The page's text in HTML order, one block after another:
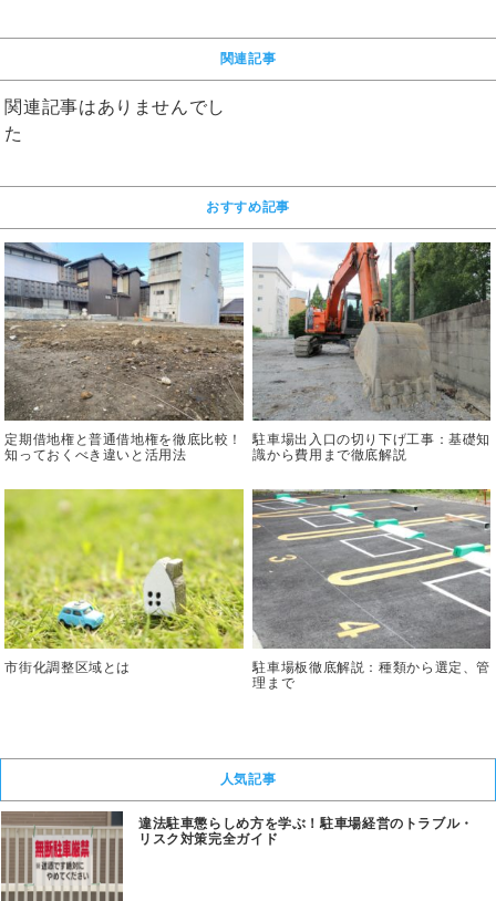
関連記事
関連記事はありませんでし
た
おすすめ記事
定期借地権と普通借地権を徹底比較！
知っておくべき違いと活用法
駐車場出入口の切り下げ工事：基礎知
識から費用まで徹底解説
市街化調整区域とは
駐車場板徹底解説：種類から選定、管
理まで
人気記事
違法駐車懲らしめ方を学ぶ！駐車場経営のトラブル・
リスク対策完全ガイド